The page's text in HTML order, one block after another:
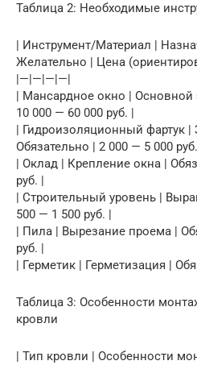
Таблица 2: Необходимые
| Инструмент/Материал |
Желательно | Цена
|—|—|—|—|
| Мансардное окно | Основной
10 000 — 60 000 руб. |
| Гидроизоляционный фартук |
Обязательно | 2 000 — 5 000
| Оклад | Крепление окна |
руб. |
| Строительный уровень |
500 — 1 500 руб. |
| Пила | Вырезание проема |
руб. |
| Герметик | Герметизация |
Таблица 3: Особенности
кровли
| Тип кровли | Особенности